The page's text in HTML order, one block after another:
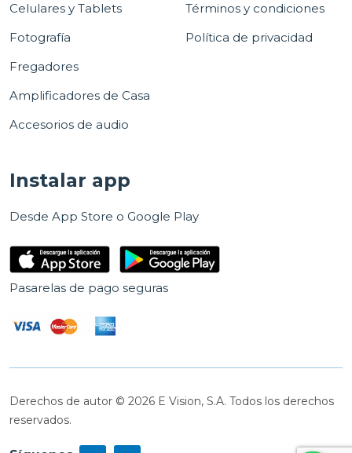
Celulares y Tablets
Fotografía
Fregadores
Amplificadores de Casa
Accesorios de audio
Términos y condiciones
Política de privacidad
Instalar app
Desde App Store o Google Play
Pasarelas de pago seguras
Derechos de autor © 2026 E Vision, S.A. Todos los derechos
reservados.